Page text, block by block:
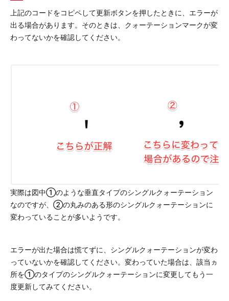
上記のコードをコピペして更新ボタンを押したときに、エラーが
出る場合があります。そのときは、クォーテーションマークが変
わってないかを確認してください。
実際は図中①のような垂直タイプのシングルクォーテーション
なのですが、②の丸みのある形のシングルクォーテーションに
変わっていることが多いようです。
エラーが出た場合は慌てずに、シングルクォーテーションが変わ
っていないかを確認してください。変わっていた場合は、該当ヵ
所を①のタイプのシングルクォーテーションに変更してもう一
度更新してみてください。